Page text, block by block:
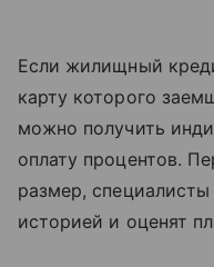
Если жилищный
карту которого
можно получить
оплату процентов.
размер,
историей и оценят